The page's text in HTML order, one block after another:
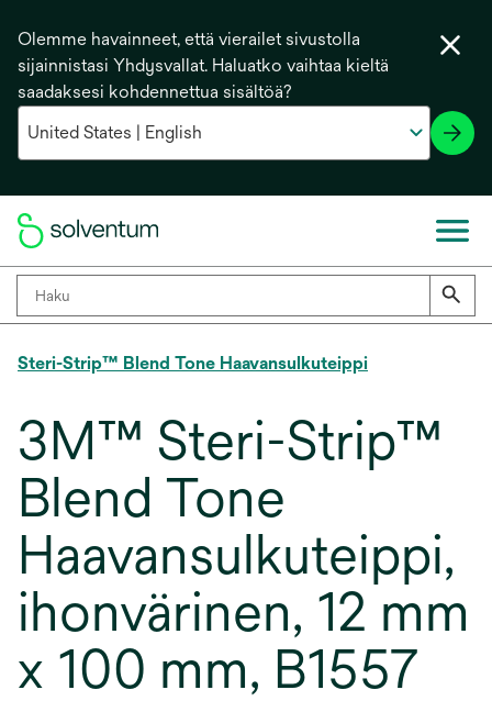
Olemme havainneet, että vierailet sivustolla
sijainnistasi Yhdysvallat. Haluatko vaihtaa kieltä
saadaksesi kohdennettua sisältöä?
Steri-Strip™ Blend Tone Haavansulkuteippi
3M™ Steri-Strip™
Blend Tone
Haavansulkuteippi,
ihonvärinen, 12 mm
x 100 mm, B1557